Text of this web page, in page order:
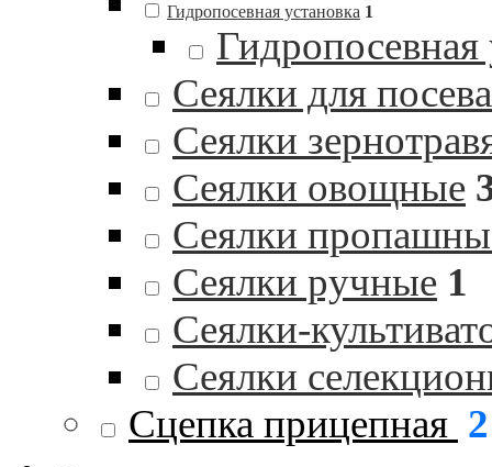
Гидропосевная установка 1
Сеялки для
Сеялки
Сеялки овощные
Сеялки
Сеялки ручные 1
Сеялки-
Сеялки
Сцепка прицепная 2